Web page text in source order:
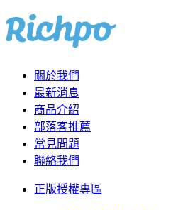
關於我們
最新消息
商品介紹
部落客推薦
常見問題
聯絡我們
正版授權專區